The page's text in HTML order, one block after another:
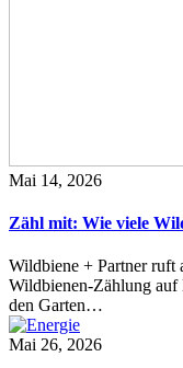
Mai 14, 2026
Zähl mit: Wie viele
Wildbiene + Partner ruft
Wildbienen-Zählung auf
den Garten…
Mai 26, 2026